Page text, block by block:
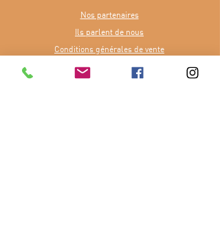
Nos partenaires
Ils parlent de nous
Conditions générales de vente
Dossier de presse